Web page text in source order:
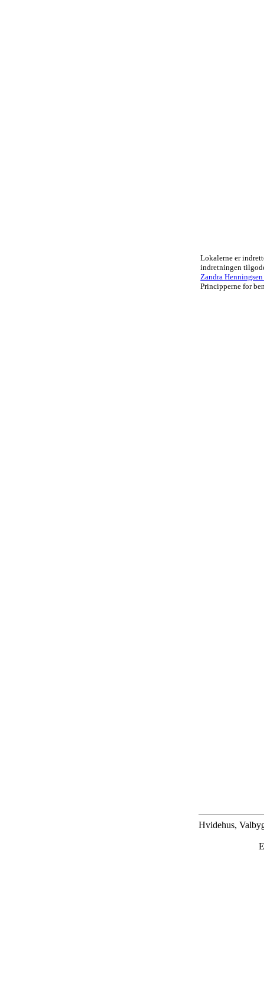
Lokalerne er
indretningen
Zandra Henningsen
Principperne for
Hvidehus,